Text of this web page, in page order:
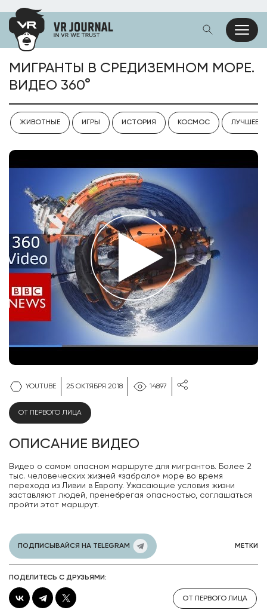
МИГРАНТЫ В СРЕДИЗЕМНОМ МОРЕ.
ВИДЕО 360°
ЖИВОТНЫЕ ИГРЫ ИСТОРИЯ КОСМОС ЛУЧШЕЕ
ОТ ПЕРВОГО ЛИЦА
YOUTUBE 25 ОКТЯБРЯ 2018 14897
ОПИСАНИЕ ВИДЕО
Видео о самом опасном маршруте для мигрантов. Более 2
тыс. человеческих жизней «забрало» море во время
перехода из Ливии в Европу. Ужасающие условия жизни
заставляют людей, пренебрегая опасностью, соглашаться
пройти этот маршрут.
ПОДПИСЫВАЙСЯ НА TELEGRAM МЕТКИ
ПОДЕЛИТЕСЬ С ДРУЗЬЯМИ:
ОТ ПЕРВОГО ЛИЦА